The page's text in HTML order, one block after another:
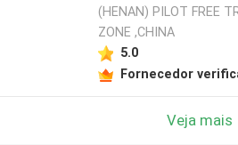
(HENAN) PILOT FREE
ZONE ,CHINA
5.0
Fornecedor
Veja mais